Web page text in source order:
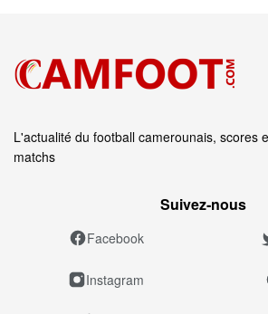
L'actualité du football camerounais, scores
matchs
Suivez‑nous
Facebook
Instagram